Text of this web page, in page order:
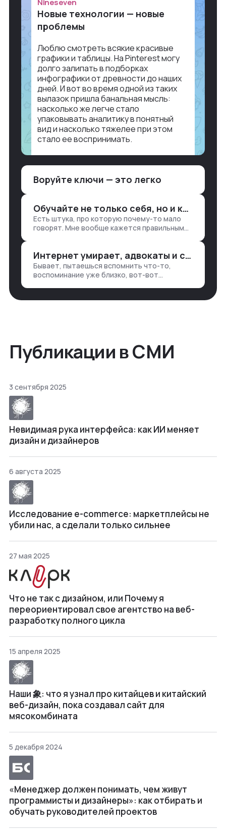
Nineseven
Новые технологии — новые
проблемы
Люблю смотреть всякие красивые
графики и таблицы. На Pinterest могу
долго залипать в подборках
инфографики от древности до наших
дней. И вот во время одной из таких
вылазок пришла банальная мысль:
насколько же легче стало
упаковывать аналитику в понятный
вид и насколько тяжелее при этом
стало ее воспринимать.
аналитикой лет 15 назад, нужно было:
продажи, заявки, прогресс по проекту
— все ручками
Воруйте ключи — это легко
Обучайте не только себя, но и клиентов
Есть штука, про которую почему-то мало
говорят. Мне вообще кажется правильным
хватаешь у клиента: е…
Интернет умирает, адвокаты и судьи в растерянности, а я хочу песню
Бывает, пытаешься вспомнить что-то,
воспоминание уже близко, вот-вот
неделями, если сильно не повезе…
Публикации в СМИ
3 сентября 2025
Невидимая рука интерфейса: как ИИ меняет
дизайн и дизайнеров
6 августа 2025
Исследование e-commerce: маркетплейсы не
убили нас, а сделали только сильнее
27 мая 2025
Что не так с дизайном, или Почему я
переориентировал свое агентство на веб-
разработку полного цикла
15 апреля 2025
Наши 象: что я узнал про китайцев и китайский
веб-дизайн, пока создавал сайт для
мясокомбината
5 декабря 2024
«Менеджер должен понимать, чем живут
программисты и дизайнеры»: как отбирать и
обучать руководителей проектов